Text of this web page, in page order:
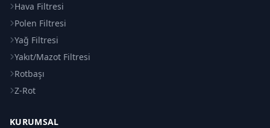
Hava Filtresi
Polen Filtresi
Yağ Filtresi
Yakıt/Mazot Filtresi
Rotbaşı
Z-Rot
KURUMSAL